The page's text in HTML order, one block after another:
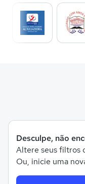
Desculpe, não
Altere seus filtros
Ou, inicie uma